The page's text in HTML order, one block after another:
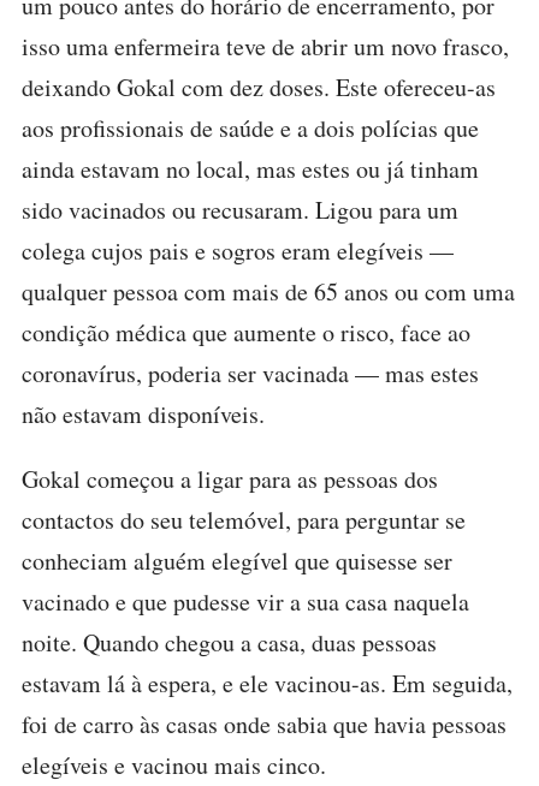
isso uma enfermeira teve de abrir um novo frasco,
deixando Gokal com dez doses. Este ofereceu-as
aos profissionais de saúde e a dois polícias que
ainda estavam no local, mas estes ou já tinham
sido vacinados ou recusaram. Ligou para um
colega cujos pais e sogros eram elegíveis —
qualquer pessoa com mais de 65 anos ou com uma
condição médica que aumente o risco, face ao
coronavírus, poderia ser vacinada — mas estes
não estavam disponíveis.
Gokal começou a ligar para as pessoas dos
contactos do seu telemóvel, para perguntar se
conheciam alguém elegível que quisesse ser
vacinado e que pudesse vir a sua casa naquela
noite. Quando chegou a casa, duas pessoas
estavam lá à espera, e ele vacinou-as. Em seguida,
foi de carro às casas onde sabia que havia pessoas
elegíveis e vacinou mais cinco.